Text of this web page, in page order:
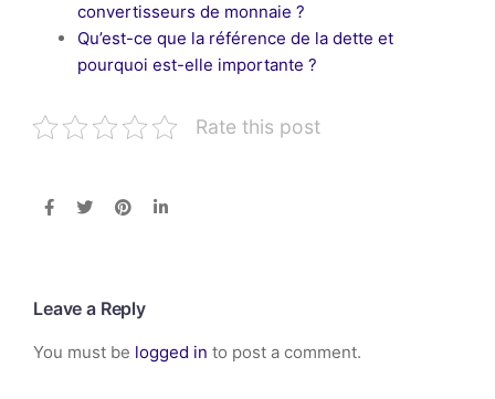
convertisseurs de monnaie ?
Qu’est-ce que la référence de la dette et
pourquoi est-elle importante ?
Rate this post
Leave a Reply
You must be logged in to post a comment.